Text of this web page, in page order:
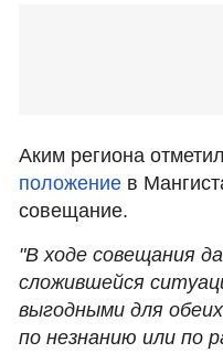
Аким региона
положение в
совещание.
"В ходе совещания
сложившейся
выгодными для
по незнанию или по